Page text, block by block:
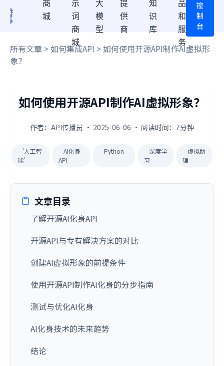
商
城
示
词
商
城
大
模
型
提
供
商
知
识
库
品
和
服
务
控
制
台
所有文章 >如何集成API > 如何使用开源API制作AI虚拟形
象？
如何使用开源API制作AI虚拟形象？
作者：API传播员 · 2025-06-06 · 阅读时间：7分钟
'人工智
能'
AI化身
API
Python
深度学
习
虚拟助
理
文章目录
了解开源AI化身API
开源API与专有解决方案的对比
创建AI虚拟形象的前提条件
使用开源API制作AI化身的分步指南
测试与优化AI化身
AI化身技术的未来趋势
结论